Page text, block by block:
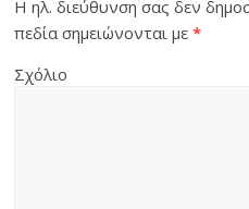
Η ηλ. διεύθυνση σας δεν
πεδία σημειώνονται με*
Σχόλιο